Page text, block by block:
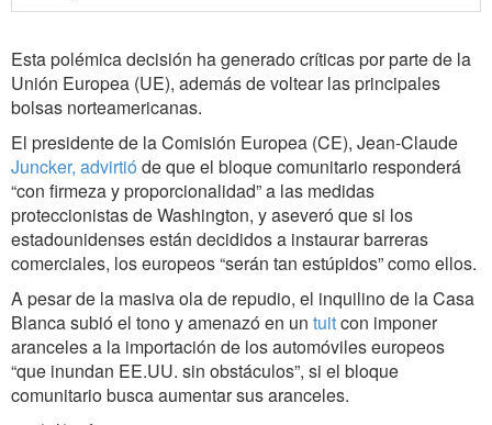
Esta polémica decisión ha generado críticas por parte de la
Unión Europea (UE), además de voltear las principales
bolsas norteamericanas.
El presidente de la Comisión Europea (CE), Jean-Claude
Juncker, advirtió de que el bloque comunitario responderá
“con firmeza y proporcionalidad” a las medidas
proteccionistas de Washington, y aseveró que si los
estadounidenses están decididos a instaurar barreras
comerciales, los europeos “serán tan estúpidos” como ellos.
A pesar de la masiva ola de repudio, el inquilino de la Casa
Blanca subió el tono y amenazó en un tuitcon imponer
aranceles a la importación de los automóviles europeos
“que inundan EE.UU. sin obstáculos”, si el bloque
comunitario busca aumentar sus aranceles.